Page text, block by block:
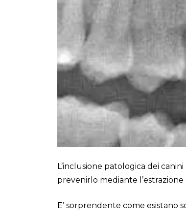
L’inclusione patologica dei
prevenirlo mediante
E’ sorprendente come